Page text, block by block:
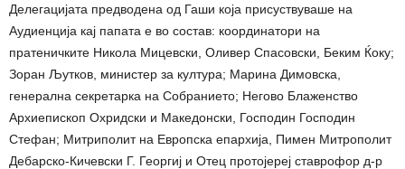
Делегацијата предводена од Гаши која присуствуваше на
Аудиенција кај папата е во состав: координатори на
пратеничките Никола Мицевски, Оливер Спасовски, Беким Ќоку;
Зоран Љутков, министер за култура; Марина Димовска,
генерална секретарка на Собранието; Негово Блаженство
Архиепископ Охридски и Македонски, Господин Господин
Стефан; Митриполит на Европска епархија, Пимен Митрополит
Дебарско-Кичевски Г. Георгиј и Отец протојереј ставрофор д-р